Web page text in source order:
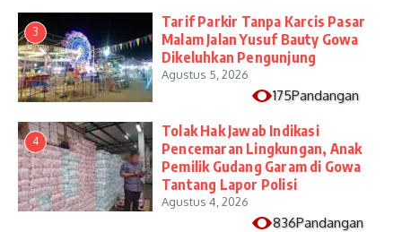
3
Tarif Parkir Tanpa Karcis Pasar
Malam Jalan Yusuf Bauty Gowa
Dikeluhkan Pengunjung
Agustus 5, 2026
175Pandangan
4
Tolak Hak Jawab Indikasi
Pencemaran Lingkungan, Anak
Pemilik Gudang Garam di Gowa
Tantang Lapor Polisi
Agustus 4, 2026
836Pandangan